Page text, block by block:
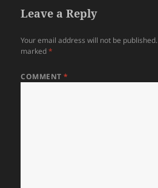
Leave a Reply
Your email address will not be published.
marked*
COMMENT*